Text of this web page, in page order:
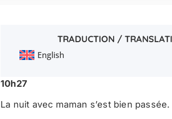
TRADUCTION /
English
10h27
La nuit avec maman s’est bien passée.